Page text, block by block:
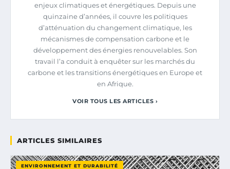
enjeux climatiques et énergétiques. Depuis une
quinzaine d’années, il couvre les politiques
d’atténuation du changement climatique, les
mécanismes de compensation carbone et le
développement des énergies renouvelables. Son
travail l’a conduit à enquêter sur les marchés du
carbone et les transitions énergétiques en Europe et
en Afrique.
VOIR TOUS LES ARTICLES ›
ARTICLES SIMILAIRES
ENVIRONNEMENT ET DURABILITÉ